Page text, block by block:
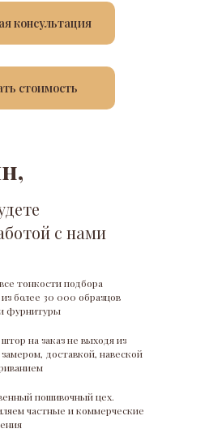
консультация
стоимость
тонкости подбора
более 30 000 образцов
фурнитуры
на заказ не выходя из
доставкой, навеской
пошивочный цех.
частные и коммерческие
с нами